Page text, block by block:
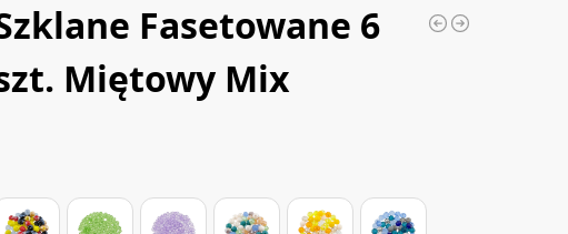
Fasetowane 6
Miętowy Mix